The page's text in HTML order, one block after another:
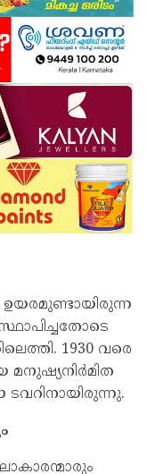
ഉയരമുണ്ടായിരുന്ന
1930 വരെ
മനുഷ്യനിർമിത